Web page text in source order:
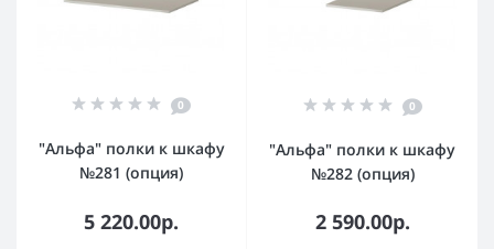
0
"Альфа" полки к шкафу
№281 (опция)
5 220.00р.
0
"Альфа" полки к шкафу
№282 (опция)
2 590.00р.